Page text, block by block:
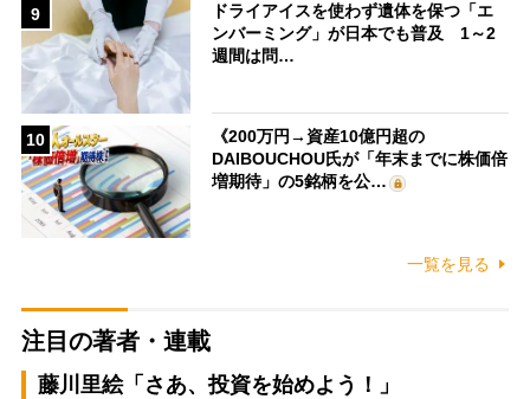
9
ドライアイスを使わず遺体を保つ「エ
ンバーミング」が日本でも普及 1～2
週間は問…
10
《200万円→資産10億円超の
DAIBOUCHOU氏が「年末までに株価倍
増期待」の5銘柄を公…
一覧を見る
注目の著者・連載
藤川里絵「さあ、投資を始めよう！」